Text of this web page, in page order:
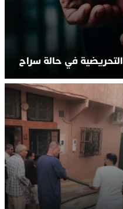
في حالة سراح